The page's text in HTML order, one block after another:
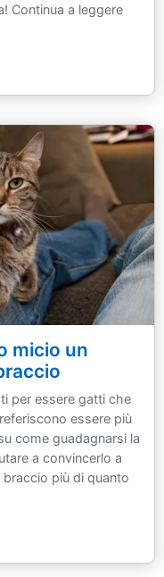
Continua a leggere
micio un
per essere gatti che
essere più
come guadagnarsi la
a convincerlo a
più di quanto